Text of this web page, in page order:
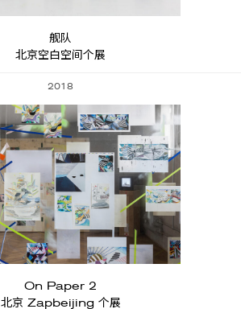
舰队
北京空白空间个展
2018
On Paper 2
北京 Zapbeijing 个展